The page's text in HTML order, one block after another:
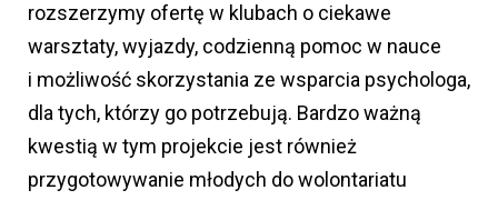
rozszerzymy ofertę w klubach o ciekawe
warsztaty, wyjazdy, codzienną pomoc w nauce
i możliwość skorzystania ze wsparcia psychologa,
dla tych, którzy go potrzebują. Bardzo ważną
kwestią w tym projekcie jest również
przygotowywanie młodych do wolontariatu